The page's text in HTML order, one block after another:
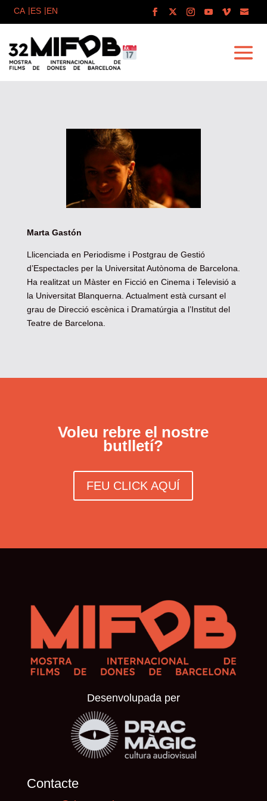
Marta Gastón
Llicenciada en Periodisme i Postgrau de Gestió
d’Espectacles per la Universitat Autònoma de Barcelona.
Ha realitzat un Màster en Ficció en Cinema i Televisió a
la Universitat Blanquerna. Actualment està cursant el
grau de Direcció escènica i Dramatúrgia a l’Institut del
Teatre de Barcelona.
Voleu rebre el nostre
butlletí?
FEU CLICK AQUÍ
Desenvolupada per
Contacte